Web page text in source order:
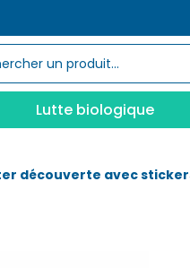
Lutte biologique
découverte avec